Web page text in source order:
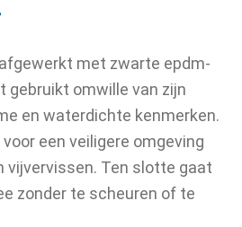
met zwarte epdm-
gebruikt omwille van zijn
en waterdichte kenmerken.
een veiligere omgeving
vijvervissen. Ten slotte gaat
zonder te scheuren of te